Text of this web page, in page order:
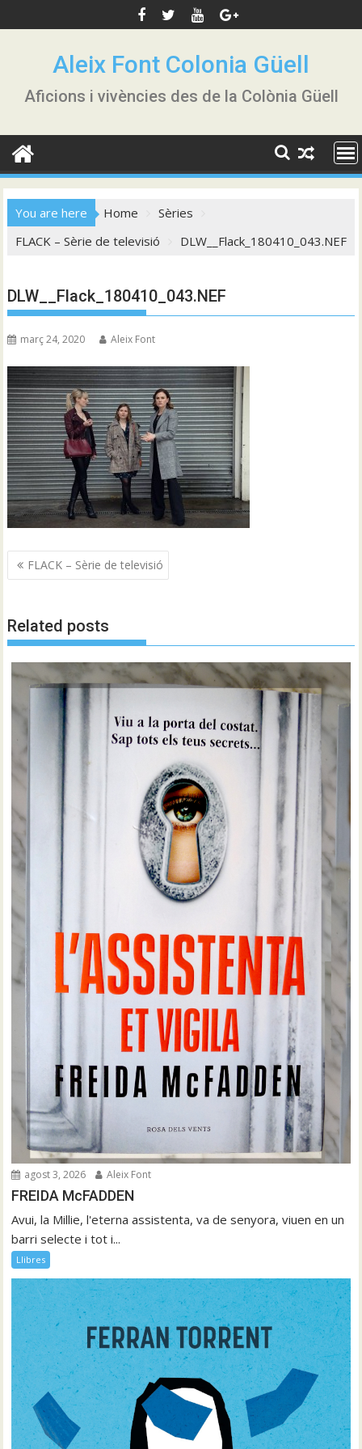
to
Aleix Font Colonia Güell
Aficions i vivències des de la Colònia Güell
You are here Home
Sèries
FLACK – Sèrie de televisió
DLW__Flack_180410_043.NEF
DLW__Flack_180410_043.NEF
març 24, 2020 Aleix Font
Navegació
d'entrades
FLACK – Sèrie de televisió
Related posts
agost 3, 2026 Aleix Font
FREIDA McFADDEN
Avui, la Millie, l'eterna assistenta, va de senyora, viuen en un
barri selecte i tot i...
Llibres